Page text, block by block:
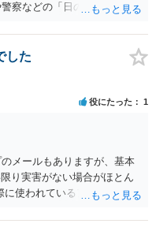
察などの「日の当たる場
した
役にたった 1
メールもありますが、基本
り実害がない場合がほとん
に使われているアドレスであ
と思います。 相手が何か言